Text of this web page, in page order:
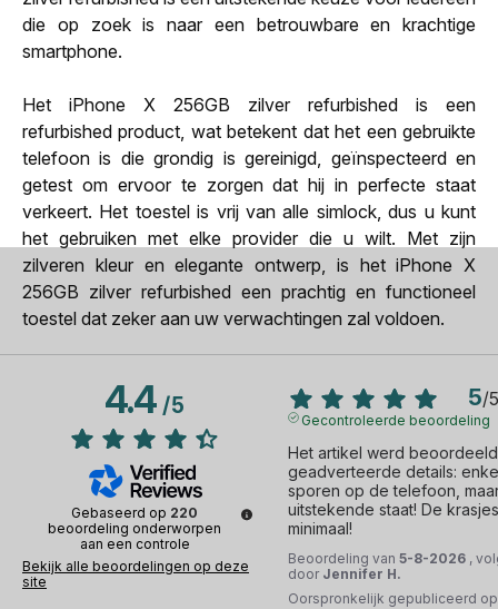
die op zoek is naar een betrouwbare en krachtige
smartphone.
Het iPhone X 256GB zilver refurbished is een
refurbished product, wat betekent dat het een gebruikte
telefoon is die grondig is gereinigd, geïnspecteerd en
getest om ervoor te zorgen dat hij in perfecte staat
verkeert. Het toestel is vrij van alle simlock, dus u kunt
het gebruiken met elke provider die u wilt. Met zijn
zilveren kleur en elegante ontwerp, is het iPhone X
256GB zilver refurbished een prachtig en functioneel
toestel dat zeker aan uw verwachtingen zal voldoen.
4.4/5
Gebaseerd op 220
beoordeling onderworpen
aan een controle
Bekijk alle beoordelingen op deze
site
5/5
Gecontroleerde beoordeling
Het artikel werd
geadverteerde details:
sporen op de telefoon,
uitstekende staat! De
minimaal!
Beoordeling van 5-8-2026 ,
door Jennifer H.
Oorspronkelijk gepubliceerd